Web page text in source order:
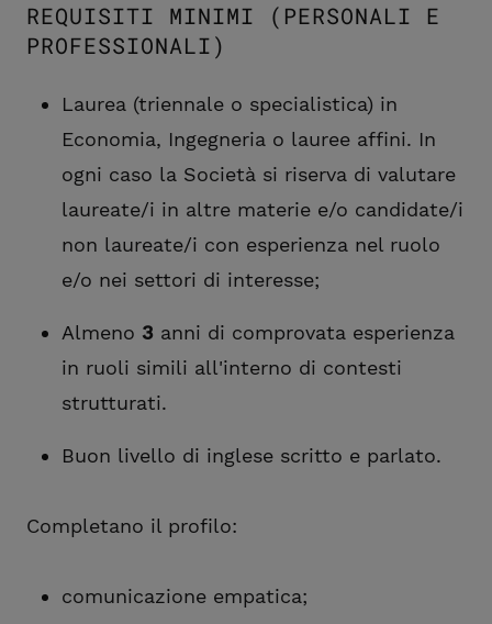
REQUISITI MINIMI (PERSONALI E
PROFESSIONALI)
Laurea (triennale o specialistica) in
Economia, Ingegneria o lauree affini. In
ogni caso la Società si riserva di valutare
laureate/i in altre materie e/o candidate/i
non laureate/i con esperienza nel ruolo
e/o nei settori di interesse;
Almeno 3 anni di comprovata esperienza
in ruoli simili all'interno di contesti
strutturati.
Buon livello di inglese scritto e parlato.
Completano il profilo:
comunicazione empatica;